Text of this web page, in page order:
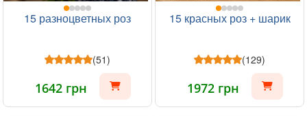
15 разноцветных роз
(51)
1642 грн
15 красных роз + шарик
(129)
1972 грн